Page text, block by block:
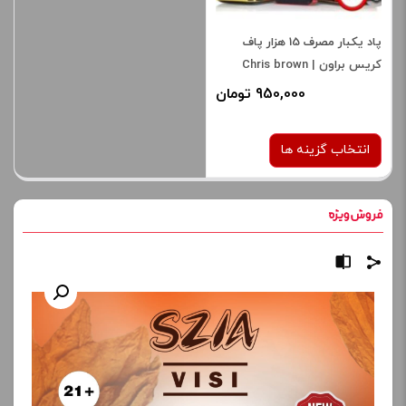
پاد یکبار مصرف 15 هزار پاف
کریس براون | Chris brown
950,000 تومان
انتخاب گزینه ها
یخ در بهشت بلوبری
برای فعال شدن سبد خرید و